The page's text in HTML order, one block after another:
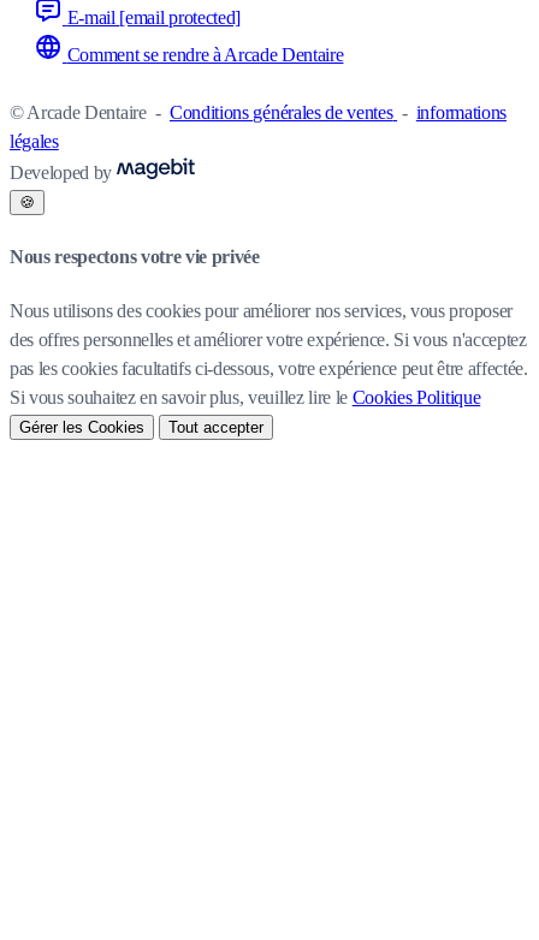
E-mail [email protected]
Comment se rendre à Arcade Dentaire
© Arcade Dentaire - Conditions générales de ventes - informations
légales
Developed by
🍪
Nous respectons votre vie privée
Nous utilisons des cookies pour améliorer nos services, vous proposer
des offres personnelles et améliorer votre expérience. Si vous n'acceptez
pas les cookies facultatifs ci-dessous, votre expérience peut être affectée.
Si vous souhaitez en savoir plus, veuillez lire le Cookies Politique
Gérer les Cookies Tout accepter